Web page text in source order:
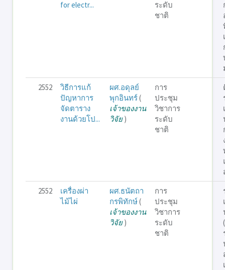
for electr...
ระดับ
ชาติ
2552
วิธีการแก้
ปัญหาการ
จัดตาราง
งานด้วยโป...
ผศ.อดุลย์
พุกอินทร์(
เจ้าของงาน
วิจัย)
การ
ประชุม
วิชาการ
ระดับ
ชาติ
2552
เครื่องผ่า
ไม้ไผ่
ผศ.ธนัตถา
กรพิทักษ์(
เจ้าของงาน
วิจัย)
การ
ประชุม
วิชาการ
ระดับ
ชาติ